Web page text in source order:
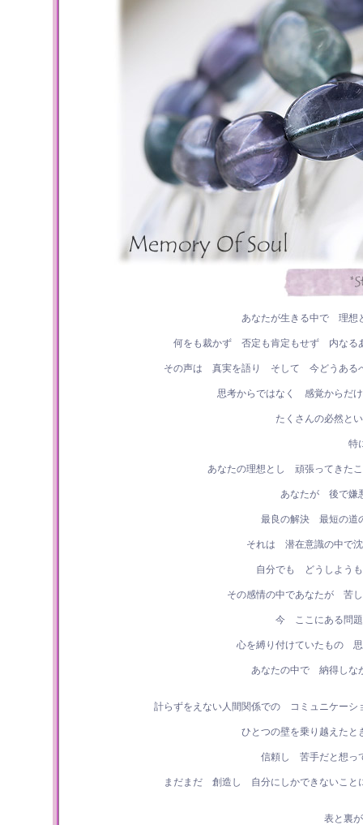
あなたが生きる中で 理想
何をも裁かず 否定も肯定もせず 内なる
その声は 真実を語り そして 今どうある
思考からではなく 感覚からだ
たくさんの必然と
特
あなたの理想とし 頑張ってきた
あなたが 後で嫌
最良の解決 最短の道
それは 潜在意識の中で
自分でも どうしよう
その感情の中であなたが 苦
今 ここにある問
心を縛り付けていたもの
あなたの中で 納得しな
計らずをえない人間関係での コミュニケー
ひとつの壁を乗り越えた
信頼し 苦手だと想っ
まだまだ 創造し 自分にしかできないこと
表と裏